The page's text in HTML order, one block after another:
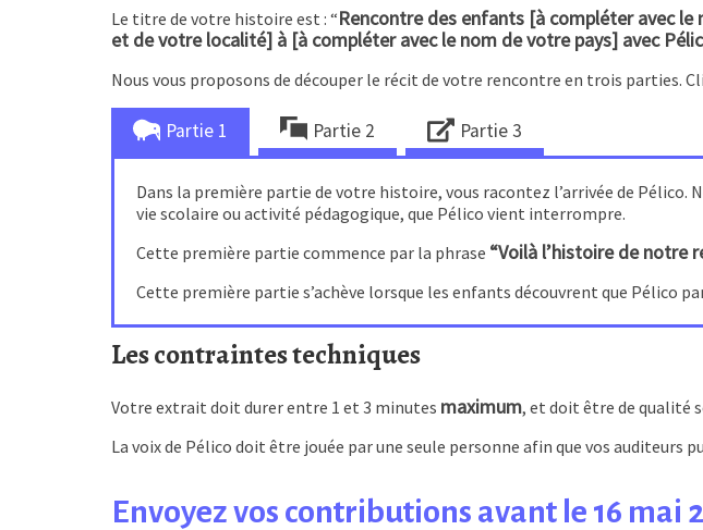
Le titre de votre histoire est : “Rencontre des enfants [à compléter avec
et de votre localité] à [à compléter avec le nom de votre pays] avec
Nous vous proposons de découper le récit de votre rencontre en trois parties.
Partie 1 Partie 2 Partie 3
Dans la première partie de votre histoire, vous racontez l’arrivée de
vie scolaire ou activité pédagogique, que Pélico vient interrompre.
Cette première partie commence par la phrase “Voilà l’histoire de notre
Cette première partie s’achève lorsque les enfants découvrent que Pélico
Les contraintes techniques
Votre extrait doit durer entre 1 et 3 minutes maximum, et doit être de qualité
La voix de Pélico doit être jouée par une seule personne afin que vos auditeurs
Envoyez vos contributions avant le 16 mai